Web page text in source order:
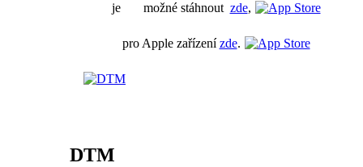
je možné stáhnout zde,
pro Apple zařízenízde.
DTM